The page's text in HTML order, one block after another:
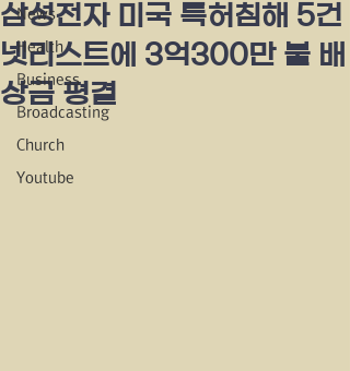
News
Health
Business
Broadcasting
Church
Youtube
삼성전자 미국 특허침해 5건
넷리스트에 3억300만 불 배
상금 평결